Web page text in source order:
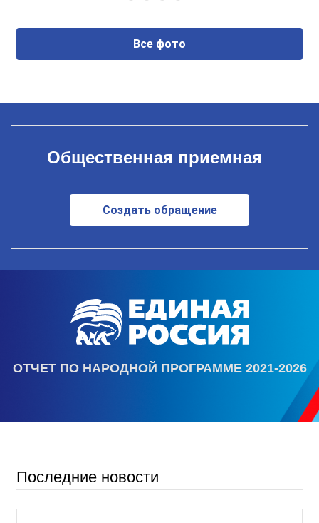
Все фото
Общественная приемная
Создать обращение
ОТЧЕТ ПО НАРОДНОЙ ПРОГРАММЕ 2021-2026
Последние новости